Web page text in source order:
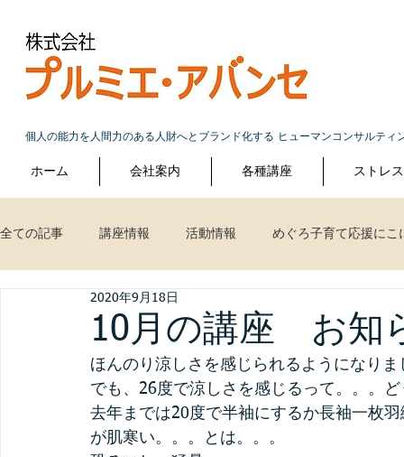
個人の能力を人間力のある人財へとブランド化する ヒューマンコンサルテ
ホーム 会社案内 各種講座 ストレ
全ての記事 講座情報 活動情報 めぐろ子育て応援にこ
10月の講座 お知
2020年9月18日
ほんのり涼しさを感じられるようになりま
でも、26度で涼しさを感じるって。。。
去年までは20度で半袖にするか長袖一枚
が肌寒い。。。とは。。。